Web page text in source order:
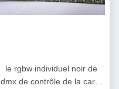
le rgbw individuel noir de
dmx de contrôle de la carte